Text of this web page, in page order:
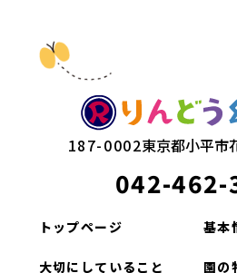
187-0002東京都小平市
042-462-
トップページ 基本
大切にしていること 園の